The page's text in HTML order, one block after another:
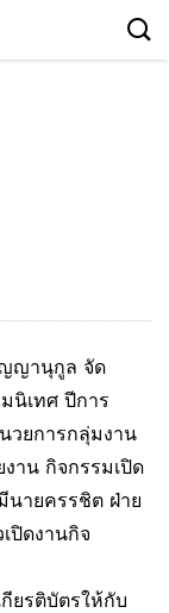
ญญานุกูล จัด
นิเทศ ปีการ
วยการกลุ่มงาน
าน กิจกรรมเปิด
นายครรชิต ฝ่าย
ปิดงานกิจ
ยรติบัตรให้กับ